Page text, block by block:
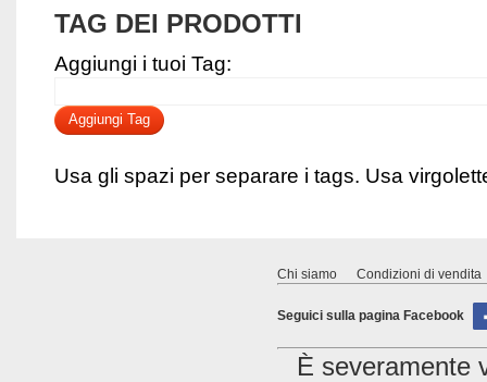
TAG DEI PRODOTTI
Aggiungi i tuoi Tag:
Aggiungi Tag
Usa gli spazi per separare i tags. Usa
Chi siamo Condizioni di vendita
Seguici sulla pagina Facebook
È severamente